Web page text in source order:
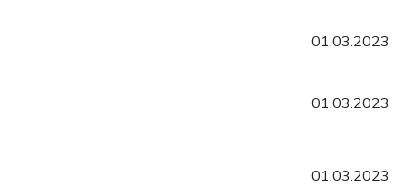
01.03.2023
01.03.2023
01.03.2023